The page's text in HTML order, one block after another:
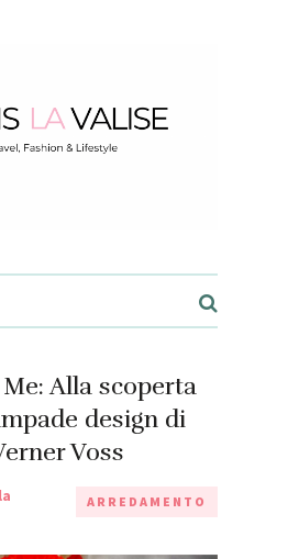
Alla scoperta
design di
Voss
ARREDAMENTO